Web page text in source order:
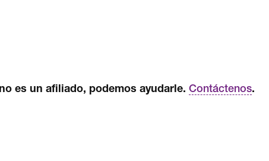
es un afiliado, podemos ayudarle. Contáctenos.